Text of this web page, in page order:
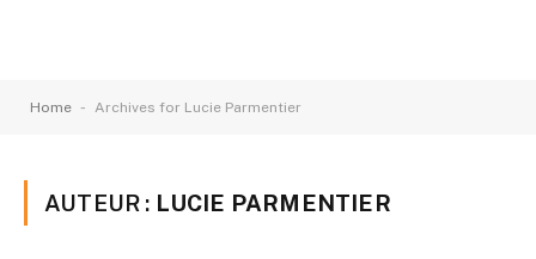
Home - Archives for Lucie Parmentier
AUTEUR : LUCIE PARMENTIER